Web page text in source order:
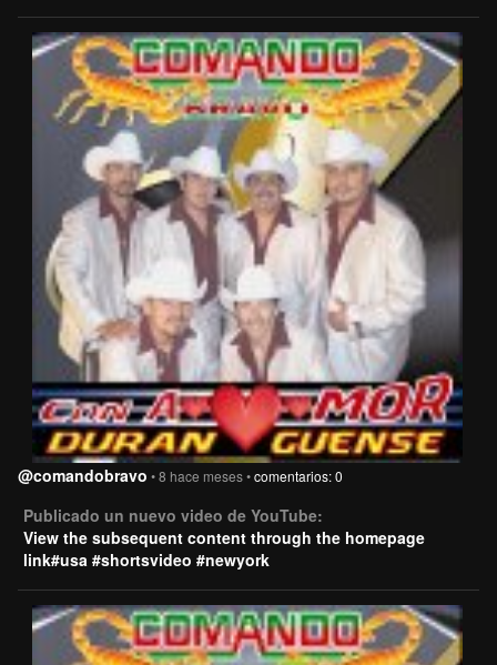
@comandobravo • 8 hace meses •comentarios: 0
Publicado un nuevo video de YouTube:
View the subsequent content through the homepage
link#usa #shortsvideo #newyork